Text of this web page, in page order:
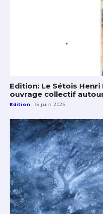
Edition: Le Sétois
ouvrage collectif
Edition 15 juin 2026